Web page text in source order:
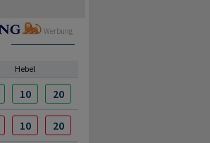
Werbung
Hebel
10 20
10 20